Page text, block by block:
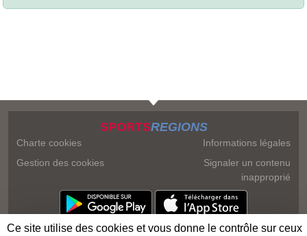
SPORTSREGIONS
Charte cookies
Gestion des cookies
Informations légales
Signaler un contenu
inapproprié
Ce site utilise des cookies et vous donne le contrôle sur ceux